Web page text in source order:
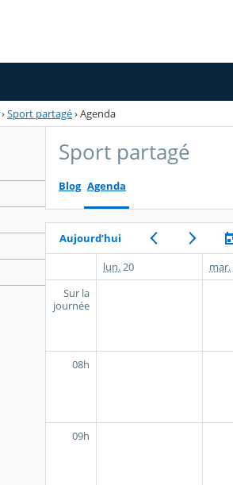
›Sport partagé›Agenda
Sport partagé
Blog Agenda
Aujourd’hui
lun. 20 mar.
Sur la
journée
08h
09h